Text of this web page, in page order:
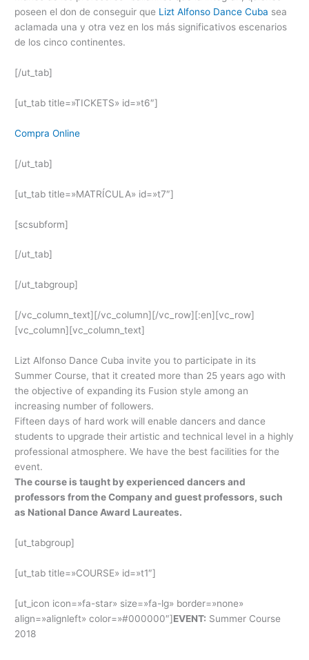
poseen el don de conseguir que Lizt Alfonso Dance Cuba sea
aclamada una y otra vez en los más significativos escenarios
de los cinco continentes.
[/ut_tab]
[ut_tab title=»TICKETS» id=»t6″]
Compra Online
[/ut_tab]
[ut_tab title=»MATRÍCULA» id=»t7″]
[scsubform]
[/ut_tab]
[/ut_tabgroup]
[/vc_column_text][/vc_column][/vc_row][:en][vc_row]
[vc_column][vc_column_text]
Lizt Alfonso Dance Cuba invite you to participate in its
Summer Course, that it created more than 25 years ago with
the objective of expanding its Fusion style among an
increasing number of followers.
Fifteen days of hard work will enable dancers and dance
students to upgrade their artistic and technical level in a highly
professional atmosphere. We have the best facilities for the
event.
The course is taught by experienced dancers and
professors from the Company and guest professors, such
as National Dance Award Laureates.
[ut_tabgroup]
[ut_tab title=»COURSE» id=»t1″]
[ut_icon icon=»fa-star» size=»fa-lg» border=»none»
align=»alignleft» color=»#000000″]EVENT: Summer Course
2018